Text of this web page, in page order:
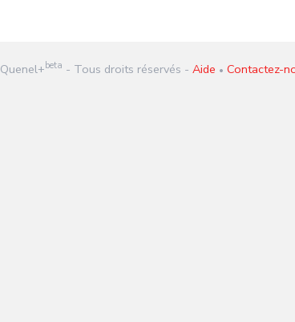
Quenel+beta - Tous droits réservés - Aide • Contactez-